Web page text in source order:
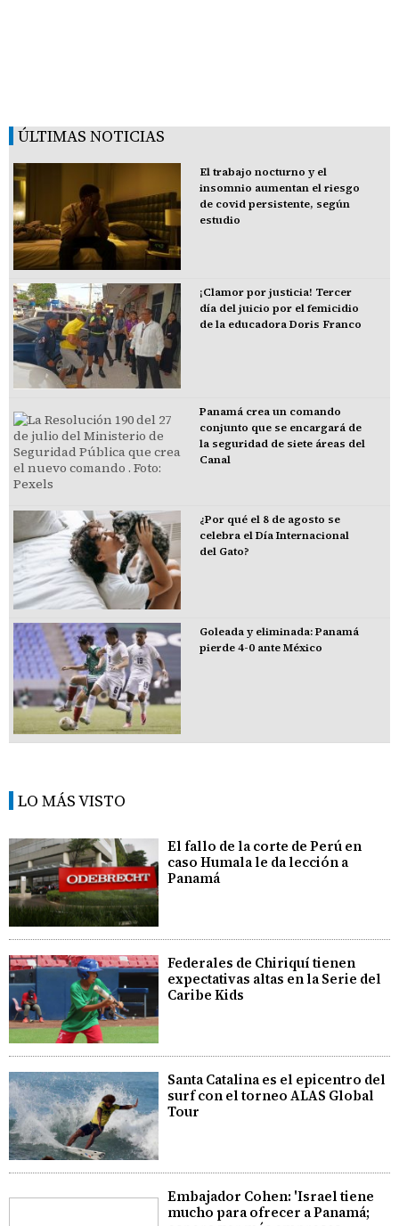
ÚLTIMAS NOTICIAS
El trabajo nocturno y el
insomnio aumentan el riesgo
de covid persistente, según
estudio
¡Clamor por justicia! Tercer
día del juicio por el femicidio
de la educadora Doris Franco
Panamá crea un comando
conjunto que se encargará de
la seguridad de siete áreas del
Canal
¿Por qué el 8 de agosto se
celebra el Día Internacional
del Gato?
Goleada y eliminada: Panamá
pierde 4-0 ante México
LO MÁS VISTO
El fallo de la corte de Perú en
caso Humala le da lección a
Panamá
Federales de Chiriquí tienen
expectativas altas en la Serie del
Caribe Kids
Santa Catalina es el epicentro del
surf con el torneo ALAS Global
Tour
Embajador Cohen: 'Israel tiene
mucho para ofrecer a Panamá;